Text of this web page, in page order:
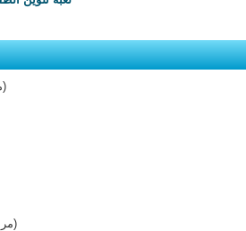
(1 880 مرات اللعب)
(5 مرات اللعب)